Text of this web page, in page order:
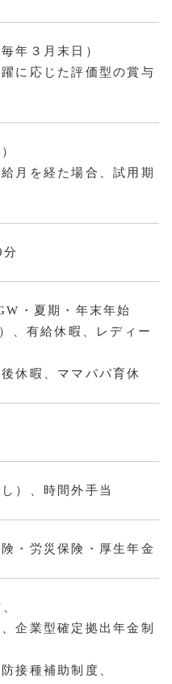
年３月末日）
に応じた評価型の賞与
月を経た場合、試用期
・夏期・年末年始
、有給休暇、レディー
休暇、ママパパ育休
）、時間外手当
・労災保険・厚生年金
企業型確定拠出年金制
接種補助制度、